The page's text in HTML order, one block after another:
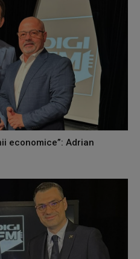
economice”: Adrian